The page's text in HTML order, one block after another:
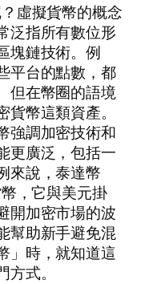
虛擬貨幣的概念
泛指所有數位形
塊鏈技術。例
平台的點數，都
但在幣圈的語境
幣這類資產。
強調加密技術和
更廣泛，包括一
來說，泰達幣
幣，它與美元掛
開加密市場的波
幫助新手避免混
」時，就知道這
式。